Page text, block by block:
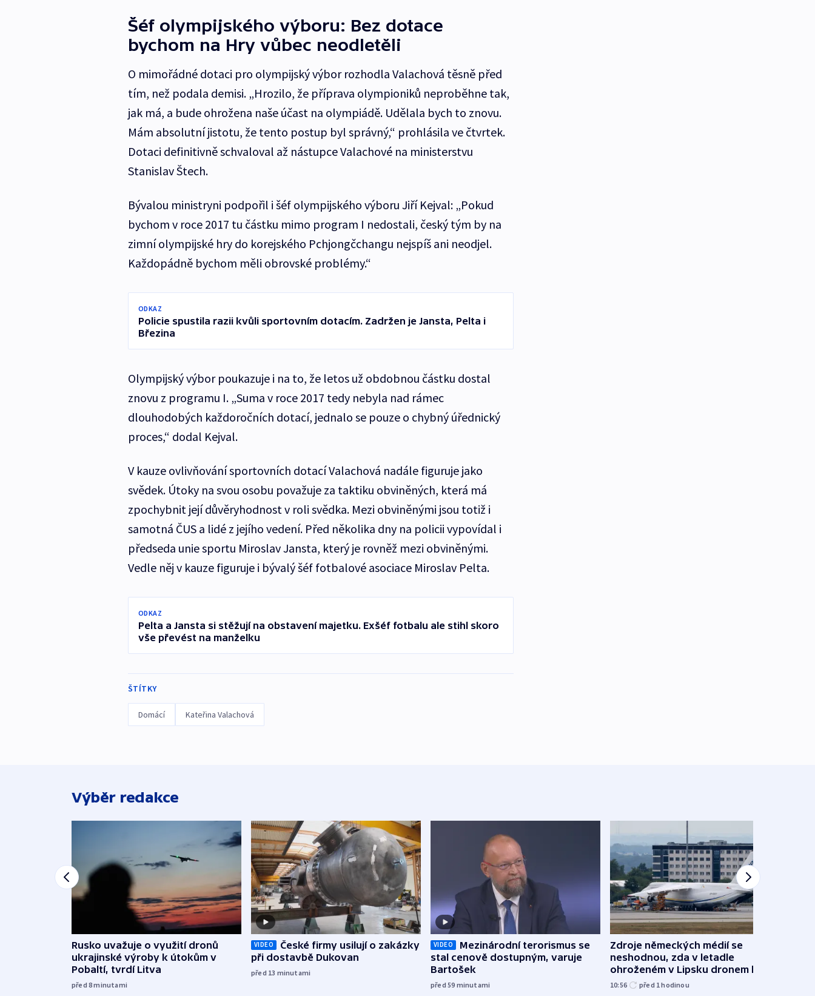
Šéf olympijského výboru: Bez dotace
bychom na Hry vůbec neodletěli
O mimořádné dotaci pro olympijský výbor rozhodla Valachová těsně před
tím, než podala demisi. „Hrozilo, že příprava olympioniků neproběhne tak,
jak má, a bude ohrožena naše účast na olympiádě. Udělala bych to znovu.
Mám absolutní jistotu, že tento postup byl správný,“ prohlásila ve čtvrtek.
Dotaci definitivně schvaloval až nástupce Valachové na ministerstvu
Stanislav Štech.
Bývalou ministryni podpořil i šéf olympijského výboru Jiří Kejval: „Pokud
bychom v roce 2017 tu částku mimo program I nedostali, český tým by na
zimní olympijské hry do korejského Pchjongčchangu nejspíš ani neodjel.
Každopádně bychom měli obrovské problémy.“
ODKAZ
Policie spustila razii kvůli sportovním dotacím. Zadržen je Jansta, Pelta i
Březina
Olympijský výbor poukazuje i na to, že letos už obdobnou částku dostal
znovu z programu I. „Suma v roce 2017 tedy nebyla nad rámec
dlouhodobých každoročních dotací, jednalo se pouze o chybný úřednický
proces,“ dodal Kejval.
V kauze ovlivňování sportovních dotací Valachová nadále figuruje jako
svědek. Útoky na svou osobu považuje za taktiku obviněných, která má
zpochybnit její důvěryhodnost v roli svědka. Mezi obviněnými jsou totiž i
samotná ČUS a lidé z jejího vedení. Před několika dny na policii vypovídal i
předseda unie sportu Miroslav Jansta, který je rovněž mezi obviněnými.
Vedle něj v kauze figuruje i bývalý šéf fotbalové asociace Miroslav Pelta.
ODKAZ
Pelta a Jansta si stěžují na obstavení majetku. Exšéf fotbalu ale stihl skoro
vše převést na manželku
ŠTÍTKY
Domácí Kateřina Valachová
Výběr redakce
Rusko uvažuje o využití dronů
ukrajinské výroby k útokům v
Pobaltí, tvrdí Litva
před 8minutami
VIDEO
České firmy usilují o zakázky
při dostavbě Dukovan
před 13 minutami
VIDEO
Mezinárodní terorismus se
stal cenově dostupným, varuje
Bartošek
před 59 minutami
Zdroje německých médií se
neshodnou, zda v letadle
ohroženém v Lipsku dronem byla
munice
10:56 před 1hodinou